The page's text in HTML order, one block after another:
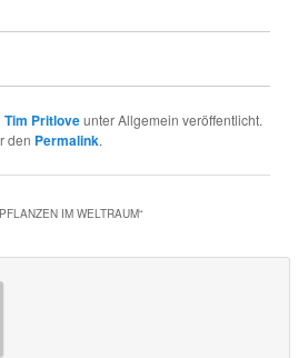
Tim Pritloveunter Allgemein veröffentlicht.
den Permalink.
IM WELTRAUM“